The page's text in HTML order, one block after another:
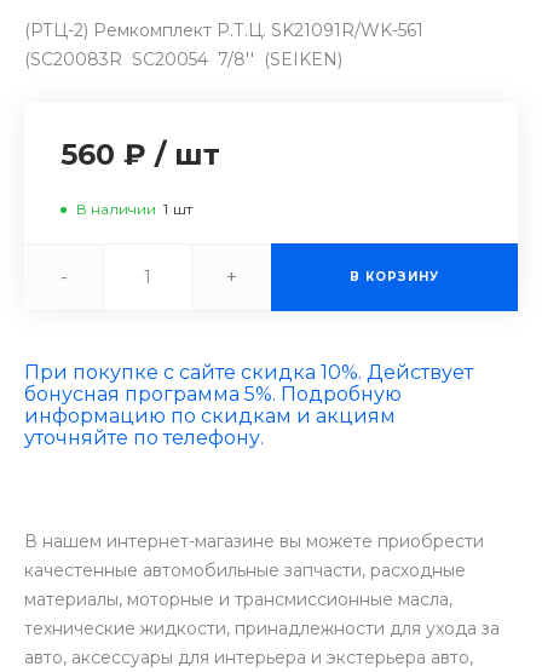
(РТЦ-2) Ремкомплект Р.Т.Ц. SK21091R/WK-561
(SC20083R SC20054 7/8'' (SEIKEN)
560 ₽ / шт
В наличии 1 шт
- + В КОРЗИНУ
При покупке с сайте скидка 10%. Действует
бонусная программа 5%. Подробную
информацию по скидкам и акциям
уточняйте по телефону.
В нашем интернет-магазине вы можете приобрести
качестенные автомобильные запчасти, расходные
материалы, моторные и трансмиссионные масла,
технические жидкости, принадлежности для ухода за
авто, аксессуары для интерьера и экстерьера авто,